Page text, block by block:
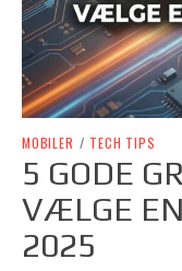
MOBILER / TECH TIPS
5 GODE
VÆLGE
2025